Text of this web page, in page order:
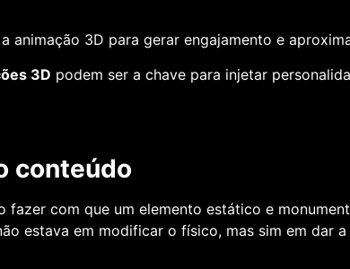
3D para gerar engajamento e
3D podem ser a chave para injetar
conteúdo
com que um elemento estático e
estava em modificar o físico, mas sim em dar